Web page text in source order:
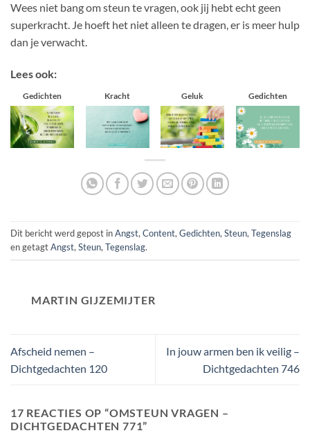
Wees niet bang om steun te vragen, ook jij hebt echt geen
superkracht. Je hoeft het niet alleen te dragen, er is meer hulp
dan je verwacht.
Lees ook:
Gedichten Kracht Geluk Gedichten
Dit bericht werd gepost inAngst, Content, Gedichten, Steun, Tegenslag
en getagtAngst, Steun, Tegenslag.
MARTIN GIJZEMIJTER
Afscheid nemen –
Dichtgedachten 120
In jouw armen ben ik veilig –
Dichtgedachten 746
17 REACTIES OP “OMSTEUN VRAGEN –
DICHTGEDACHTEN 771”